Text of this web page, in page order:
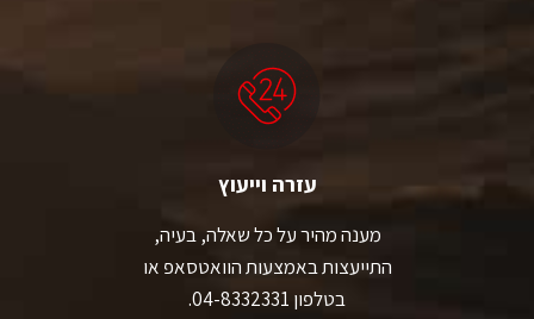
עזרה וייעוץ
מענה מהיר על כל שאלה, בעיה,
התייעצות באמצעות הוואטסאפ או
בטלפון 04-8332331.